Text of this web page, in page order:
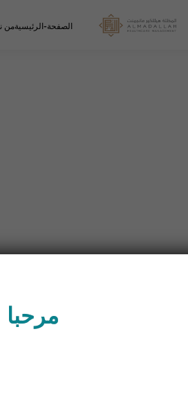
الصفحة-الرئيسيةمن
مرحبا